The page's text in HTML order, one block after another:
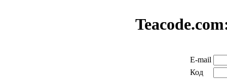
E-mail
Код